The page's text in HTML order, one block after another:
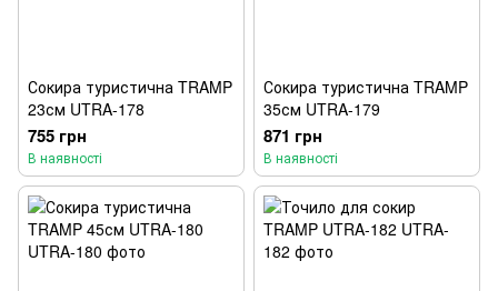
Сокира туристична TRAMP
23см UTRA-178
755 грн
В наявності
Сокира туристична TRAMP
35см UTRA-179
871 грн
В наявності